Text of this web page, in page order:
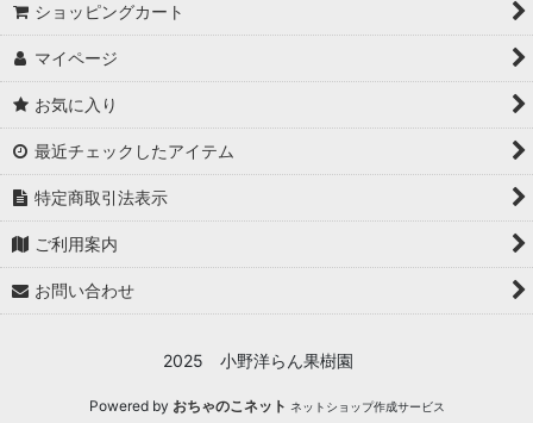
桃
南アルプス市
甲府市の体験民宿
ショッピングカート
マイページ
お気に入り
最近チェックしたアイテム
特定商取引法表示
ご利用案内
お問い合わせ
2025 小野洋らん果樹園
Powered by おちゃのこネット ネットショップ作成サービス